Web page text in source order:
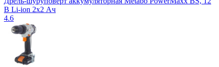
В Li-ion 2х2 Ач
4.6